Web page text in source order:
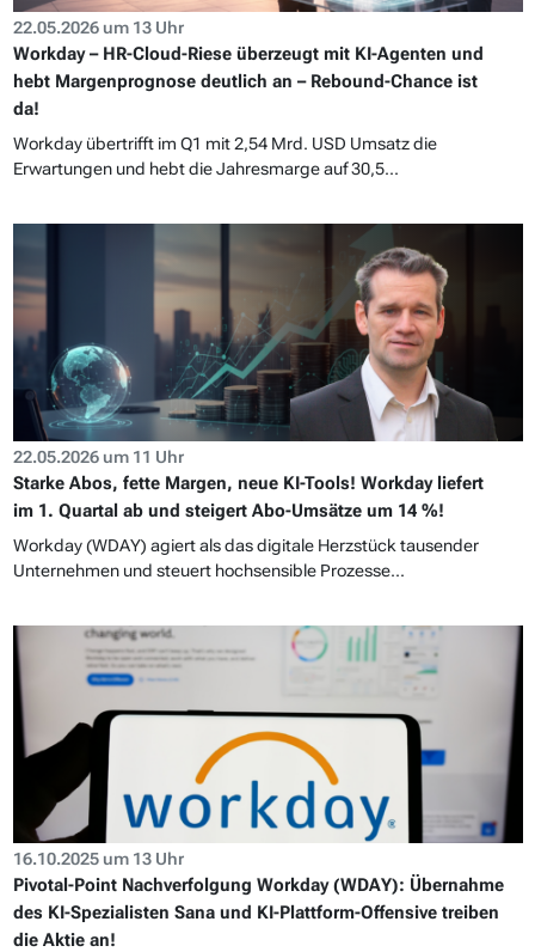
22.05.2026 um 13 Uhr
Workday – HR-Cloud-Riese überzeugt mit KI-Agenten und
hebt Margenprognose deutlich an – Rebound-Chance ist
da!
Workday übertrifft im Q1 mit 2,54 Mrd. USD Umsatz die
Erwartungen und hebt die Jahresmarge auf 30,5...
22.05.2026 um 11 Uhr
Starke Abos, fette Margen, neue KI-Tools! Workday liefert
im 1. Quartal ab und steigert Abo-Umsätze um 14 %!
Workday (WDAY) agiert als das digitale Herzstück tausender
Unternehmen und steuert hochsensible Prozesse...
16.10.2025 um 13 Uhr
Pivotal-Point Nachverfolgung Workday (WDAY): Übernahme
des KI-Spezialisten Sana und KI-Plattform-Offensive treiben
die Aktie an!